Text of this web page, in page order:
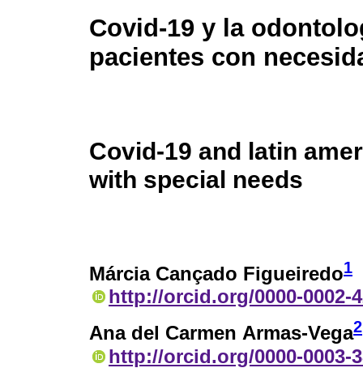
Covid-19 y la
pacientes con
Covid-19 and latin
with special needs
Márcia Cançado Figueiredo1
http://orcid.org/0000-0002-
Ana del Carmen Armas-Vega2
http://orcid.org/0000-0003-